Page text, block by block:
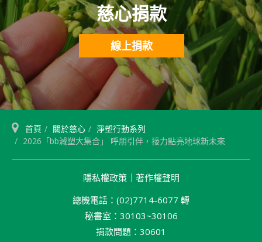
慈心捐款
線上捐款
首頁 關於慈心
淨塑行動系列
2026「bb減塑大集合」 呼朋引伴，接力點亮地球新未來
隱私權政策｜ 著作權聲明
總機電話：(02)7714-6077 轉
秘書室：30103~30106
捐款問題：30601